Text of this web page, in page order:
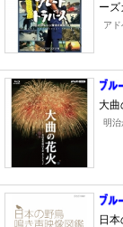
ー
ア
大曲
明治
日